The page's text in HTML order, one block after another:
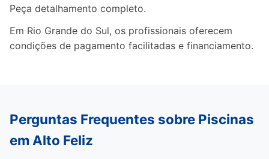
Peça detalhamento completo.
Em Rio Grande do Sul, os profissionais oferecem
condições de pagamento facilitadas e financiamento.
Perguntas Frequentes sobre Piscinas
em Alto Feliz